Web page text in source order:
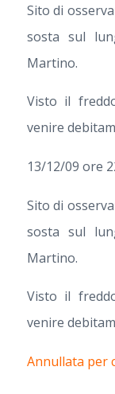
Sito di
sosta sul
Martino.
Visto il
venire
13/12/09 ore
Sito di
sosta sul
Martino.
Visto il
venire
Annullata per